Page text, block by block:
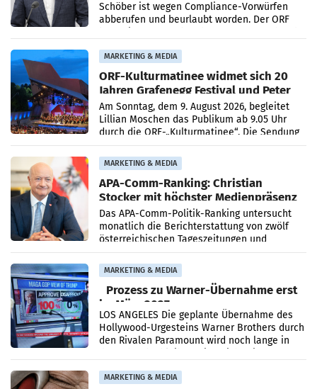
Schöber ist wegen Compliance-Vorwürfen
abberufen und beurlaubt worden. Der ORF
MARKETING & MEDIA
ORF-Kulturmatinee widmet sich 20
Jahren Grafenegg Festival und Peter
Simonischek
Am Sonntag, dem 9. August 2026, begleitet
Lillian Moschen das Publikum ab 9.05 Uhr
durch die ORF-„Kulturmatinee“. Die Sendung
startet mit der Dokumentation „20 Jahre
Grafenegg
MARKETING & MEDIA
APA-Comm-Ranking: Christian
Stocker mit höchster Medienpräsenz
im Juli
Das APA-Comm-Politik-Ranking untersucht
monatlich die Berichterstattung von zwölf
österreichischen Tageszeitungen und
analysiert, welche Politikerinnen und
Politiker Österreichs die
MARKETING & MEDIA
Prozess zu Warner-Übernahme erst
im März 2027
LOS ANGELES Die geplante Übernahme des
Hollywood-Urgesteins Warner Brothers durch
den Rivalen Paramount wird noch lange in
MARKETING & MEDIA